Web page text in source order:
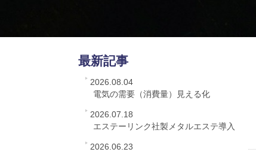
最新記事
2026.08.04
電気の需要（消費量）見える化
2026.07.18
エステーリンク社製メタルエステ導入
2026.06.23